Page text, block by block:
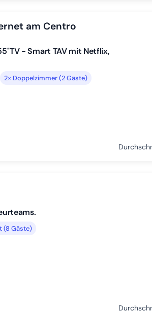
am Centro
- Smart TAV mit Netflix,
2× Doppelzimmer (2 Gäste)
(8 Gäste)